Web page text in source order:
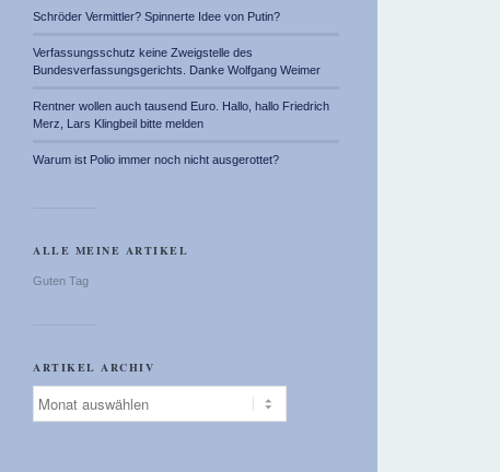
Schröder Vermittler? Spinnerte Idee von Putin?
Verfassungsschutz keine Zweigstelle des
Bundesverfassungsgerichts. Danke Wolfgang Weimer
Rentner wollen auch tausend Euro. Hallo, hallo Friedrich
Merz, Lars Klingbeil bitte melden
Warum ist Polio immer noch nicht ausgerottet?
ALLE MEINE ARTIKEL
Guten Tag
ARTIKEL ARCHIV
Artikel
Archiv